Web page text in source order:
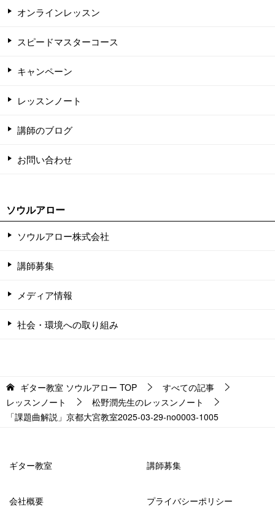
オンラインレッスン
スピードマスターコース
キャンペーン
レッスンノート
講師のブログ
お問い合わせ
ソウルアロー
ソウルアロー株式会社
講師募集
メディア情報
社会・環境への取り組み
ギター教室 ソウルアロー TOP
すべての記事
レッスンノート
松野潤先生のレッスンノート
「課題曲解説」京都大宮教室2025-03-29-no0003-­1005
ギター教室 講師募集
会社概要 プライバシーポリシー